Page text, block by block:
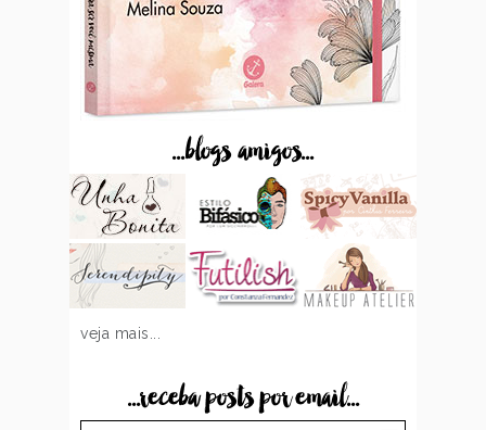
...blogs amigos...
veja mais...
...receba posts por email...